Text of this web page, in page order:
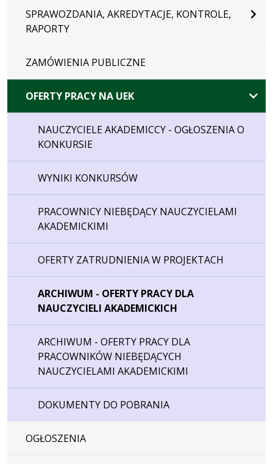
SPRAWOZDANIA, AKREDYTACJE, KONTROLE,
RAPORTY
ZAMÓWIENIA PUBLICZNE
OFERTY PRACY NA UEK
NAUCZYCIELE AKADEMICCY - OGŁOSZENIA O
KONKURSIE
WYNIKI KONKURSÓW
PRACOWNICY NIEBĘDĄCY NAUCZYCIELAMI
AKADEMICKIMI
OFERTY ZATRUDNIENIA W PROJEKTACH
ARCHIWUM - OFERTY PRACY DLA
NAUCZYCIELI AKADEMICKICH
ARCHIWUM - OFERTY PRACY DLA
PRACOWNIKÓW NIEBĘDĄCYCH
NAUCZYCIELAMI AKADEMICKIMI
DOKUMENTY DO POBRANIA
OGŁOSZENIA